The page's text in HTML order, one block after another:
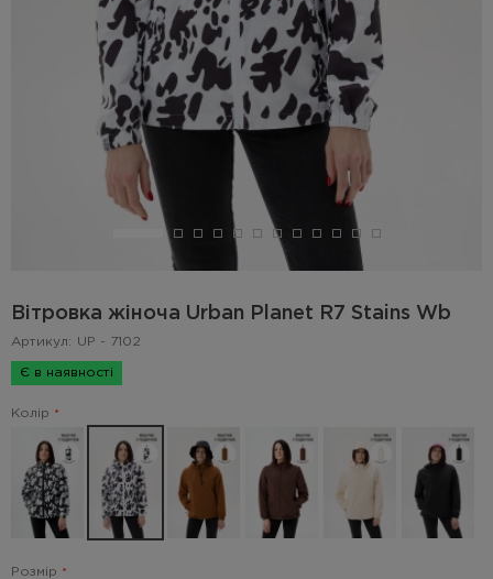
Вітровка жіноча Urban Planet R7 Stains Wb
Артикул: UP - 7102
Є в наявності
Колір
Розмір